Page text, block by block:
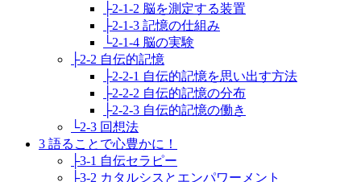
├2-1-2 脳を測定する装置
├2-1-3 記憶の仕組み
└2-1-4 脳の実験
├2-2 自伝的記憶
├2-2-1 自伝的記憶を思い出す方法
├2-2-2 自伝的記憶の分布
├2-2-3 自伝的記憶の働き
└2-3 回想法
3 語ることで心豊かに！
├3-1 自伝セラピー
├3-2 カタルシスとエンパワーメント